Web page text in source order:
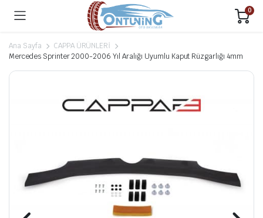
0
Ana Sayfa
CAPPA ÜRÜNLERİ
Mercedes Sprinter 2000-2006 Yıl Aralığı Uyumlu Kaput Rüzgarlığı 4mm